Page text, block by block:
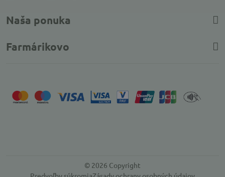
Naša ponuka
Farmárikovo
© 2026 Copyright